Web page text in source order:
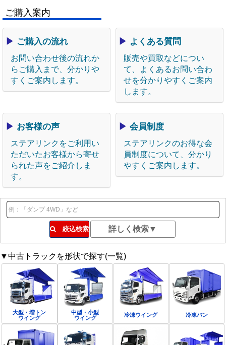
ご購入案内
▶ ご購入の流れ
お問い合わせ後の流れか
らご購入まで、分かりや
すくご案内します。
▶ よくある質問
販売や買取などについ
て、よくあるお問い合わ
せを分かりやすくご案内
します。
▶ お客様の声
ステアリンクをご利用い
ただいたお客様から寄せ
られた声をご紹介しま
す。
▶ 会員制度
ステアリンクのお得な会
員制度について、分かり
やすくご案内します。
絞込検索
▼中古トラックを形状で探す(一覧)
大型・増トン
ウイング
中型・小型
ウイング
冷凍ウイング 冷凍バン